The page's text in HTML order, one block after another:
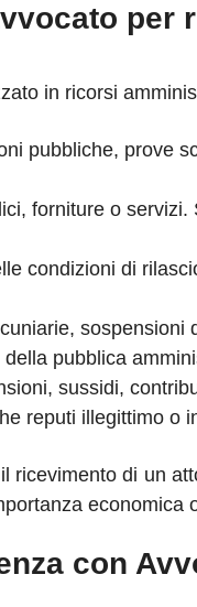
per
in ricorsi
pubbliche, prove
forniture o
condizioni di
sospensioni
pubblica
sussidi,
reputi illegittimo o
ricevimento di un
economica
con